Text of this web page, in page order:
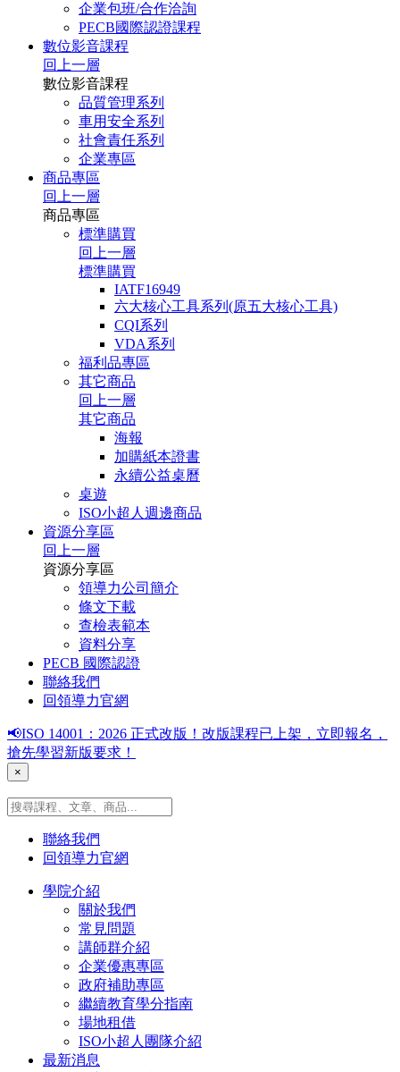
企業包班/合作洽詢
PECB國際認證課程
數位影音課程
回上一層
數位影音課程
品質管理系列
車用安全系列
社會責任系列
企業專區
商品專區
回上一層
商品專區
標準購買
回上一層
標準購買
IATF16949
六大核心工具系列(原五大核心工具)
CQI系列
VDA系列
福利品專區
其它商品
回上一層
其它商品
海報
加購紙本證書
永續公益桌曆
桌遊
ISO小超人週邊商品
資源分享區
回上一層
資源分享區
領導力公司簡介
條文下載
查檢表範本
資料分享
PECB 國際認證
聯絡我們
回領導力官網
📢ISO 14001：2026 正式改版！改版課程已上架，立即報名，
搶先學習新版要求！
×
聯絡我們
回領導力官網
學院介紹
關於我們
常見問題
講師群介紹
企業優惠專區
政府補助專區
繼續教育學分指南
場地租借
ISO小超人團隊介紹
最新消息